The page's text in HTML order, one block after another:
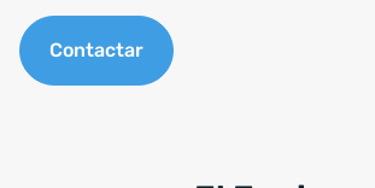
Contactar